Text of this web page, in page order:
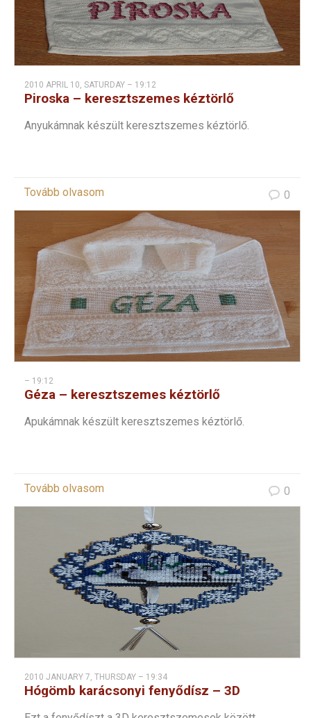
2010 APRIL 10, SATURDAY – 19:12
Piroska – keresztszemes kéztörlő
Anyukámnak készült keresztszemes kéztörlő.
Tovább olvasom 0
– 19:12
Géza – keresztszemes kéztörlő
Apukámnak készült keresztszemes kéztörlő.
Tovább olvasom 0
2010 JANUARY 7, THURSDAY – 19:34
Hógömb karácsonyi fenyődísz – 3D